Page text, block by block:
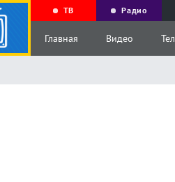
ТВ Радио
Главная Видео